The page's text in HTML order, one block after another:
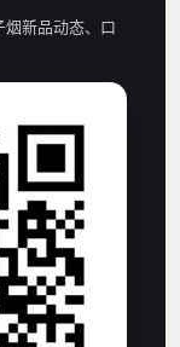
新品动态、口